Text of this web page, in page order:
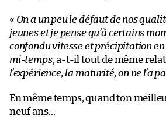
« On a un peu le défaut de nos
jeunes et je pense qu’à certains
confondu vitesse et précipitation
mi-temps, a-t-il tout de même
l’expérience, la maturité, on ne l’a
En même temps, quand ton
neuf ans…